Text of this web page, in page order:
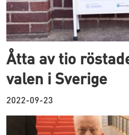
Åtta av tio
valen i Sverige
2022-09-23